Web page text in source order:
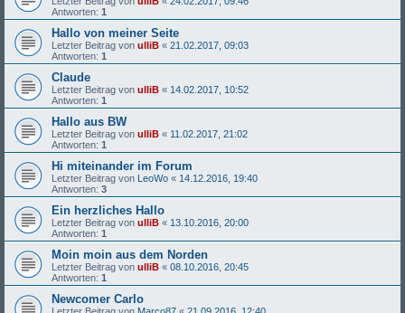
Antworten: 1
Hallo von meiner Seite
Letzter Beitrag von ulliB « 21.02.2017, 09:03
Antworten: 1
Claude
Letzter Beitrag von ulliB « 14.02.2017, 10:52
Antworten: 1
Hallo aus BW
Letzter Beitrag von ulliB « 11.02.2017, 21:02
Antworten: 1
Hi miteinander im Forum
Letzter Beitrag von LeoWo « 14.12.2016, 19:40
Antworten: 3
Ein herzliches Hallo
Letzter Beitrag von ulliB « 13.10.2016, 20:00
Antworten: 1
Moin moin aus dem Norden
Letzter Beitrag von ulliB « 08.10.2016, 20:45
Antworten: 1
Newcomer Carlo